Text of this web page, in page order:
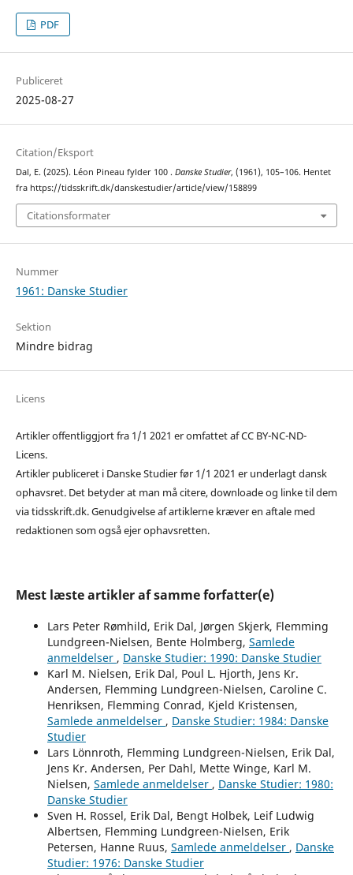
PDF
Publiceret
2025-08-27
Citation/Eksport
Dal, E. (2025). Léon Pineau fylder 100 . Danske Studier, (1961), 105–106. Hentet
fra https://tidsskrift.dk/danskestudier/article/view/158899
Citationsformater
Nummer
1961: Danske Studier
Sektion
Mindre bidrag
Licens
Artikler offentliggjort fra 1/1 2021 er omfattet af CC BY-NC-ND-
Licens.
Artikler publiceret i Danske Studier før 1/1 2021 er underlagt dansk
ophavsret. Det betyder at man må citere, downloade og linke til dem
via tidsskrift.dk. Genudgivelse af artiklerne kræver en aftale med
redaktionen som også ejer ophavsretten.
Mest læste artikler af samme forfatter(e)
Lars Peter Rømhild, Erik Dal, Jørgen Skjerk, Flemming
Lundgreen-Nielsen, Bente Holmberg, Samlede
anmeldelser , Danske Studier: 1990: Danske Studier
Karl M. Nielsen, Erik Dal, Poul L. Hjorth, Jens Kr.
Andersen, Flemming Lundgreen-Nielsen, Caroline C.
Henriksen, Flemming Conrad, Kjeld Kristensen,
Samlede anmeldelser , Danske Studier: 1984: Danske
Studier
Lars Lönnroth, Flemming Lundgreen-Nielsen, Erik Dal,
Jens Kr. Andersen, Per Dahl, Mette Winge, Karl M.
Nielsen, Samlede anmeldelser , Danske Studier: 1980:
Danske Studier
Sven H. Rossel, Erik Dal, Bengt Holbek, Leif Ludwig
Albertsen, Flemming Lundgreen-Nielsen, Erik
Petersen, Hanne Ruus, Samlede anmeldelser , Danske
Studier: 1976: Danske Studier